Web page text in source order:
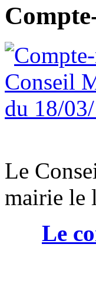
Le
mairie le
Le